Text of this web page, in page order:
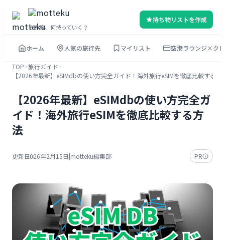
を
その旅、何持っていく？
持ち物リストを作成
ホーム 人気の旅行先 マイリスト 空港ラウンジ×ク
TOP>旅行ガイド>
【2026年最新】eSIMdbの使い方完全ガイド！海外旅行eSIMを徹底比較する方
【2026年最新】eSIMdbの使い方完全ガ
イド！海外旅行eSIMを徹底比較する方
法
更新日：2026年2月15日|motteku編集部 PR